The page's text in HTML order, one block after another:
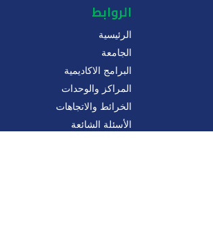
الروابط
الرئيسية
الجامعة
البرامج الاكاديمية
المراكز والوحدات
الخرائط والاتجاهات
الأسئلة الشائعة